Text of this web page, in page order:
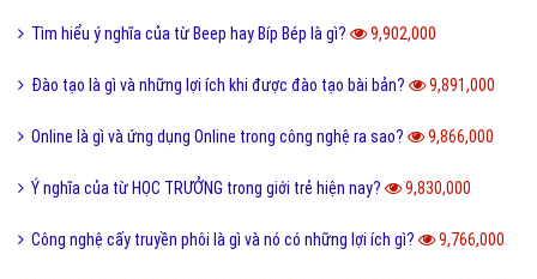
Tìm hiểu ý nghĩa của từ Beep hay Bíp Bép là gì? 9,902,000
Đào tạo là gì và những lợi ích khi được đào tạo bài bản? 9,891,000
Online là gì và ứng dụng Online trong công nghệ ra sao? 9,866,000
Ý nghĩa của từ HỌC TRƯỞNG trong giới trẻ hiện nay? 9,830,000
Công nghệ cấy truyền phôi là gì và nó có những lợi ích gì? 9,766,000